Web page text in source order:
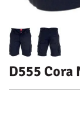
D555 Cora